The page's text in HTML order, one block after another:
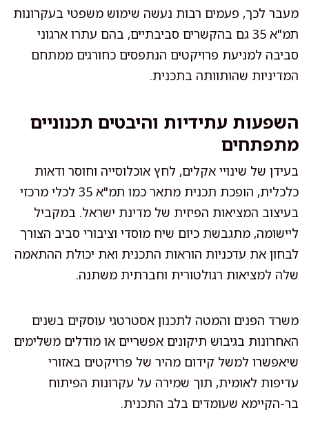
מעבר לכך, פעמים רבות נעשה שימוש משפטי בעקרונות
תמ"א 35 גם בהקשרים סביבתיים, בהם עתרו ארגוני
סביבה למניעת פרויקטים הנתפסים כחורגים ממתחם
המדיניות שהותוותה בתכנית.
השפעות עתידיות והיבטים תכנוניים
מתפתחים
בעידן של שינויי אקלים, לחץ אוכלוסייה וחוסר ודאות
כלכלית, הופכת תכנית מתאר כמו תמ"א 35 לכלי מרכזי
בעיצוב המציאות הפיזית של מדינת ישראל. במקביל
ליישומה, מתגבשת כיום שיח מוסדי וציבורי סביב הצורך
לבחון את עדכניות הוראות התכנית ואת יכולת ההתאמה
שלה למציאות רגולטורית וחברתית משתנה.
משרד הפנים והמטה לתכנון אסטרטגי עוסקים בשנים
האחרונות בגיבוש תיקונים אפשריים או מודלים משלימים
שיאפשרו למשל קידום מהיר של פרויקטים באזורי
עדיפות לאומית, תוך שמירה על עקרונות הפיתוח
בר-הקיימא שעומדים בלב התכנית.